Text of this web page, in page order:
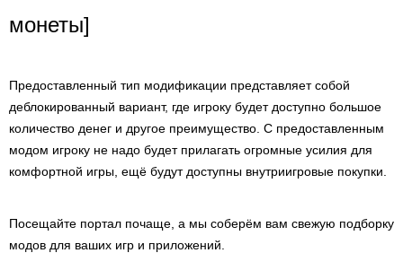
монеты]
Предоставленный тип модификации представляет собой
деблокированный вариант, где игроку будет доступно большое
количество денег и другое преимущество. С предоставленным
модом игроку не надо будет прилагать огромные усилия для
комфортной игры, ещё будут доступны внутриигровые покупки.
Посещайте портал почаще, а мы соберём вам свежую подборку
модов для ваших игр и приложений.